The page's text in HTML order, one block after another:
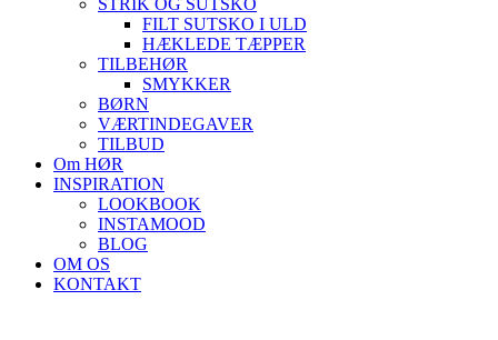
STRIK OG SUTSKO
FILT SUTSKO I ULD
HÆKLEDE TÆPPER
TILBEHØR
SMYKKER
BØRN
VÆRTINDEGAVER
TILBUD
Om HØR
INSPIRATION
LOOKBOOK
INSTAMOOD
BLOG
OM OS
KONTAKT